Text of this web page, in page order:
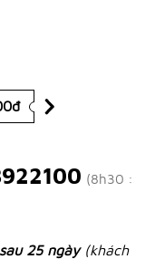
(8h30 :
sau 25 ngày (khách